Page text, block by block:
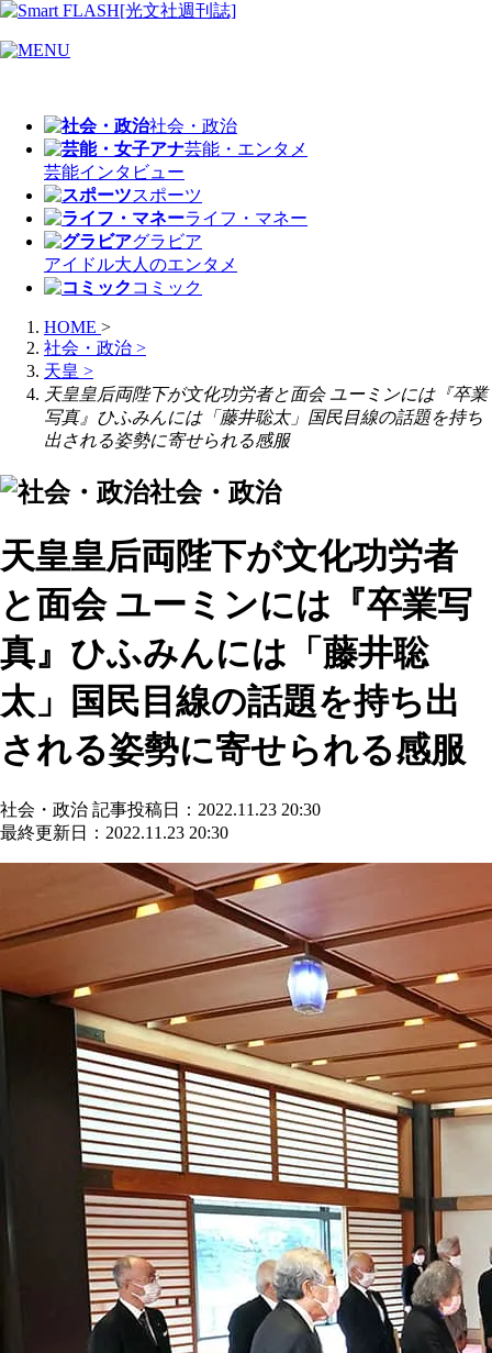
社会・政治
芸能・エンタメ
芸能インタビュー
スポーツ
ライフ・マネー
グラビア
アイドル大人のエンタメ
コミック
HOME >
社会・政治 >
天皇 >
天皇皇后両陛下が文化功労者と面会 ユーミンには『卒業
写真』ひふみんには「藤井聡太」国民目線の話題を持ち
出される姿勢に寄せられる感服
社会・政治
天皇皇后両陛下が文化功労者
と面会 ユーミンには『卒業写
真』ひふみんには「藤井聡
太」国民目線の話題を持ち出
される姿勢に寄せられる感服
社会・政治 記事投稿日：2022.11.23 20:30
最終更新日：2022.11.23 20:30